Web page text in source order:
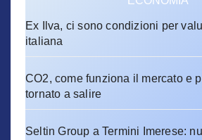
Ex Ilva, ci sono condizioni per
italiana
CO2, come funziona il mercato e
tornato a salire
Seltin Group a Termini Imerese: